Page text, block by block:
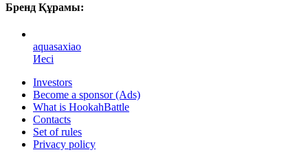
Бренд Құрамы:
aquasaxiao
Иесі
Investors
Become a sponsor (Ads)
What is HookahBattle
Contacts
Set of rules
Privacy policy